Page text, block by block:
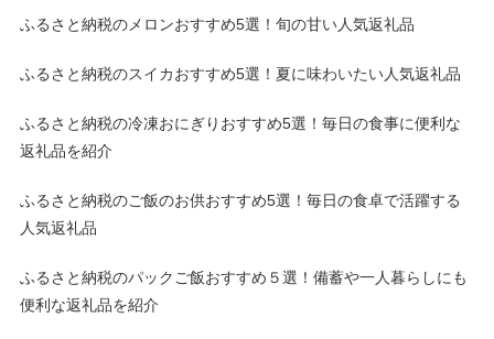
ふるさと納税のメロンおすすめ5選！旬の甘い人気返礼品
ふるさと納税のスイカおすすめ5選！夏に味わいたい人気返礼品
ふるさと納税の冷凍おにぎりおすすめ5選！毎日の食事に便利な
返礼品を紹介
ふるさと納税のご飯のお供おすすめ5選！毎日の食卓で活躍する
人気返礼品
ふるさと納税のパックご飯おすすめ５選！備蓄や一人暮らしにも
便利な返礼品を紹介